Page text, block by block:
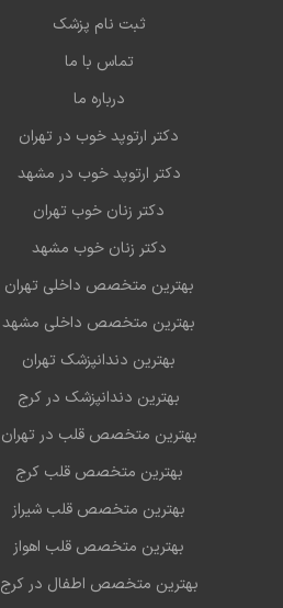
ثبت نام پزشک
تماس با ما
درباره ما
دکتر ارتوپد خوب در تهران
دکتر ارتوپد خوب در مشهد
دکتر زنان خوب تهران
دکتر زنان خوب مشهد
بهترین متخصص داخلی تهران
بهترین متخصص داخلی مشهد
بهترین دندانپزشک تهران
بهترین دندانپزشک در کرج
بهترین متخصص قلب در تهران
بهترین متخصص قلب کرج
بهترین متخصص قلب شیراز
بهترین متخصص قلب اهواز
بهترین متخصص اطفال در کرج